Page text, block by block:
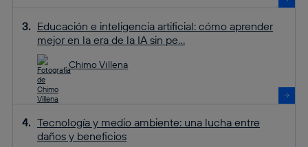
Educación e inteligencia artificial: cómo aprender
mejor en la era de la IA sin pe...
Chimo Villena
Tecnología y medio ambiente: una lucha entre
daños y beneficios